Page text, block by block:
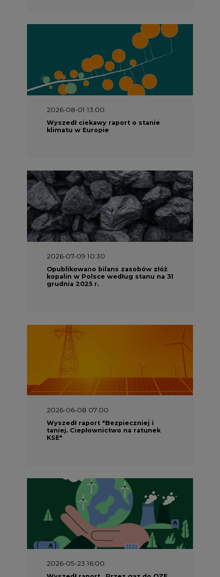
2026-08-01 13:00
Wyszedł ciekawy raport o stanie
klimatu w Europie
2026-07-09 10:30
Opublikowano bilans zasobów złóż
kopalin w Polsce według stanu na 31
grudnia 2025 r.
2026-06-08 07:00
Wyszedł raport "Bezpieczniej i
taniej. Ciepłownictwo na ratunek
KSE"
2026-05-23 16:00